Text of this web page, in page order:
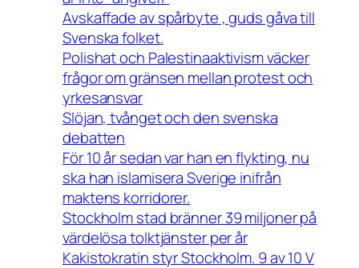
Avskaffade av spårbyte , guds gåva till
Svenska folket.
Polishat och Palestinaaktivism väcker
frågor om gränsen mellan protest och
yrkesansvar
Slöjan, tvånget och den svenska
debatten
För 10 år sedan var han en flykting, nu
ska han islamisera Sverige inifrån
maktens korridorer.
Stockholm stad bränner 39 miljoner på
värdelösa tolktjänster per år
Kakistokratin styr Stockholm. 9 av 10 V